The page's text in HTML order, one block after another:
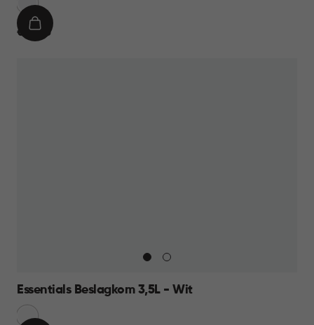
Wit
€
€ 12,95
IN
Essentials Beslagkom 3,5L - Wit